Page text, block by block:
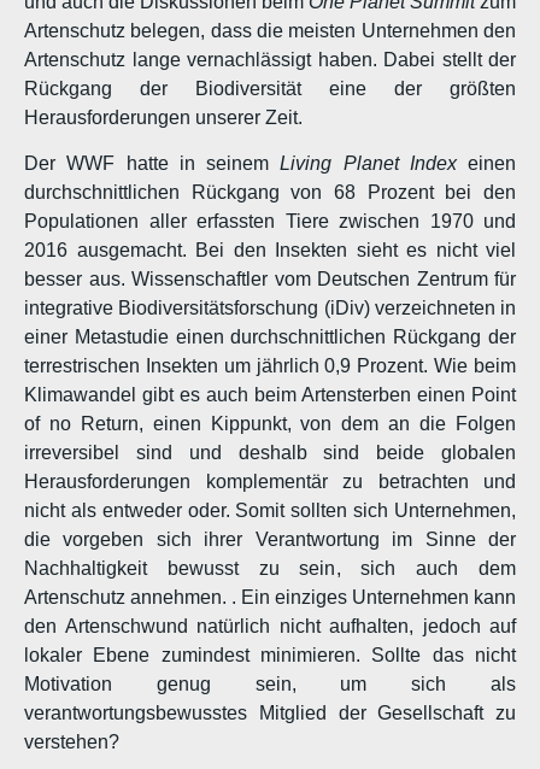
Artenschutz belegen, dass die meisten Unternehmen den
Artenschutz lange vernachlässigt haben. Dabei stellt der
Rückgang der Biodiversität eine der größten
Herausforderungen unserer Zeit.
Der WWF hatte in seinemLiving Planet Index einen
durchschnittlichen Rückgang von 68 Prozent bei den
Populationen aller erfassten Tiere zwischen 1970 und
2016 ausgemacht. Bei den Insekten sieht es nicht viel
besser aus. Wissenschaftler vom Deutschen Zentrum für
integrative Biodiversitätsforschung (iDiv) verzeichneten in
einer Metastudie einen durchschnittlichen Rückgang der
terrestrischen Insekten um jährlich 0,9 Prozent. Wie beim
Klimawandel gibt es auch beim Artensterben einen Point
of no Return, einen Kippunkt, von dem an die Folgen
irreversibel sind und deshalb sind beide globalen
Herausforderungen komplementär zu betrachten und
nicht als entweder oder. Somit sollten sich Unternehmen,
die vorgeben sich ihrer Verantwortung im Sinne der
Nachhaltigkeit bewusst zu sein, sich auch dem
Artenschutz annehmen. . Ein einziges Unternehmen kann
den Artenschwund natürlich nicht aufhalten, jedoch auf
lokaler Ebene zumindest minimieren. Sollte das nicht
Motivation genug sein, um sich als
verantwortungsbewusstes Mitglied der Gesellschaft zu
verstehen?